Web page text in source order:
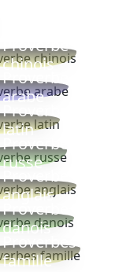
Proverbe
chinois
Proverbe
arabe
Proverbe
latin
Proverbe
russe
Proverbe
anglais
Proverbe
danois
Proverbes
famille